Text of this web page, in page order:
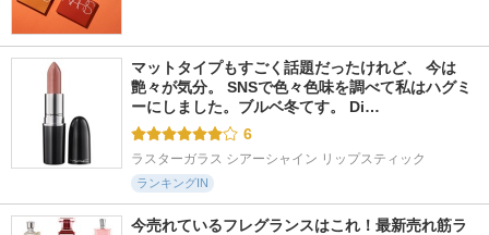
マットタイプもすごく話題だったけれど、 今は
艶々が気分。 SNSで色々色味を調べて私はハグミ
ーにしました。ブルベ冬てす。 Di…
6
ラスターガラス シアーシャイン リップスティック
ランキングIN
今売れているフレグランスはこれ！最新売れ筋ラ